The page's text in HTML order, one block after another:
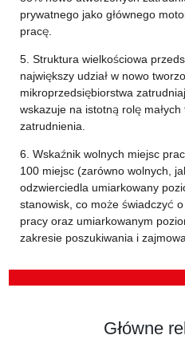
prywatnego jako głównego
pracę.
5. Struktura wielkościowa
największy udział w nowo
mikroprzedsiębiorstwa
wskazuje na istotną rolę
zatrudnienia.
6. Wskaźnik wolnych miejsc
100 miejsc (zarówno wolnych,
odzwierciedla umiarkowany
stanowisk, co może świadczyć
pracy oraz umiarkowanym
zakresie poszukiwania i
Główne